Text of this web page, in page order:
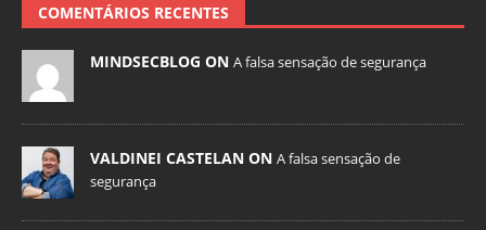
COMENTÁRIOS RECENTES
MINDSECBLOG ON A falsa sensação de segurança
VALDINEI CASTELAN ON A falsa sensação de
segurança